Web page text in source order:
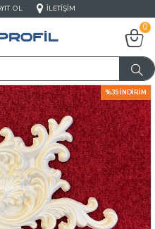
OL İLETIŞIM
0
%39 İNDIRIM